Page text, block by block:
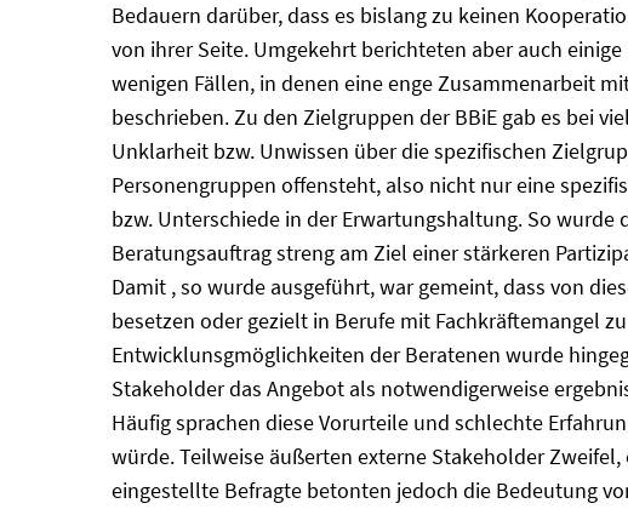
Bedauern darüber, dass es bislang zu keinen
von ihrer Seite. Umgekehrt berichteten aber auch
wenigen Fällen, in denen eine enge Zusammenarbeit
beschrieben. Zu den Zielgruppen der BBiE gab es bei
Unklarheit bzw. Unwissen über die spezifischen
Personengruppen offensteht, also nicht nur eine
bzw. Unterschiede in der Erwartungshaltung. So
Beratungsauftrag streng am Ziel einer stärkeren
Damit , so wurde ausgeführt, war gemeint, dass von
besetzen oder gezielt in Berufe mit Fachkräftemangel
Entwicklunsgmöglichkeiten der Beratenen wurde
Stakeholder das Angebot als notwendigerweise
Häufig sprachen diese Vorurteile und schlechte
würde. Teilweise äußerten externe Stakeholder
eingestellte Befragte betonten jedoch die Bedeutung